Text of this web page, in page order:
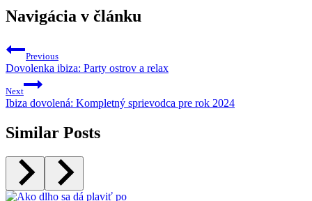
Navigácia v článku
Previous
Dovolenka ibiza: Party ostrov a relax
Next
Ibiza dovolená: Kompletný sprievodca pre rok 2024
Similar Posts